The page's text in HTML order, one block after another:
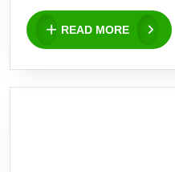
READ MORE